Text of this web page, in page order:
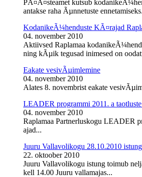
PÃ¤Ã¤steamet kutsub
antakse raha Ãµnnetuste
KodanikeÃ¼henduste KÃ¤rajad
04. november 2010
Aktiivsed Raplamaa
ning kÃµik tegusad inimesed on
Eakate vesivÃµimlemine
04. november 2010
Alates 8. novembrist eakate
LEADER programmi 2011. a
04. november 2010
Raplamaa Partnerluskogu LEADER
ajad...
Juuru Vallavolikogu 28.10.2010 istung
22. oktoober 2010
Juuru Vallavolikogu istung toimub
kell 14.00 Juuru vallamajas...